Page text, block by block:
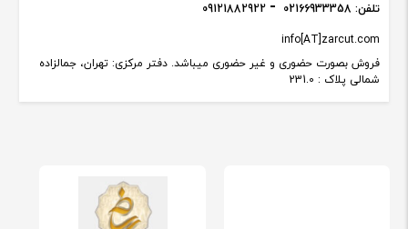
فروش بصورت حضوری و غیر حضوری میباشد. دفتر مرکزی: تهران، جمالزاده
شمالی پلاک : 231.0
info[AT]zarcut.com
تلفن: 02166933358
09121882922